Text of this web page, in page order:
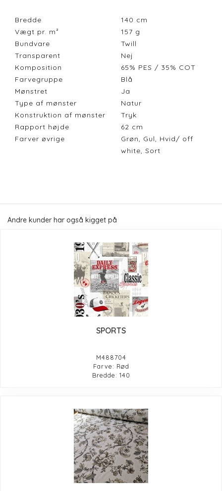
Bredde 140 cm
Vægt pr. m²
157 g
Bundvare
Twill
Transparent
Nej
Komposition
65% PES / 35% COT
Farvegruppe
Blå
Mønstret
Ja
Type af mønster
Natur
Konstruktion af mønster
Tryk
Rapport højde
62 cm
Farver øvrige
Grøn, Gul, Hvid/ off
white, Sort
Andre kunder har også kigget på
SPORTS
M488704
Farve: Rød
Bredde: 140